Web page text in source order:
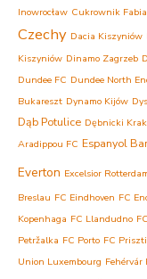
Inowrocław Cukrownik
Czechy Dacia Kiszyniów
Kiszyniów Dinamo Zagrzeb
Dundee FC Dundee North
Bukareszt Dynamo Kijów
Dąb Potulice Dębnicki
Aradippou FC Espanyol
Everton Excelsior
Breslau FC Eindhoven FC
Kopenhaga FC Llandudno
Petržalka FC Porto FC
Union Luxembourg Fehérvár